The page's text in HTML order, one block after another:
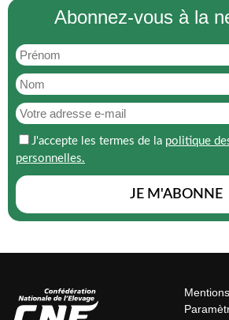
Abonnez-vous à la
J'accepte les termes de la politique
personnelles.